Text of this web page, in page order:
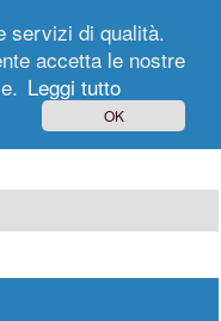
servizi di qualità.
accetta le nostre
Leggi tutto
OK